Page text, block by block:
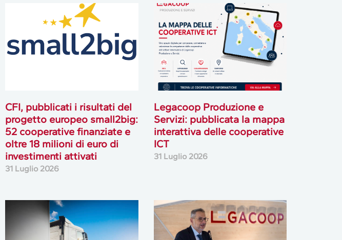
CFI, pubblicati i risultati del
progetto europeo small2big:
52 cooperative finanziate e
oltre 18 milioni di euro di
investimenti attivati
31 Luglio 2026
Legacoop Produzione e
Servizi: pubblicata la mappa
interattiva delle cooperative
ICT
31 Luglio 2026